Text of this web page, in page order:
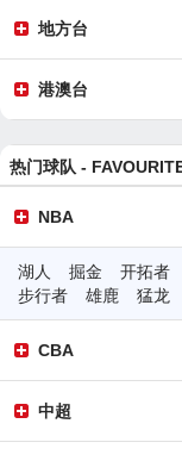
地方台
港澳台
热门球队 -
NBA
湖人 掘金 开拓者
步行者
雄鹿 猛龙
CBA
中超